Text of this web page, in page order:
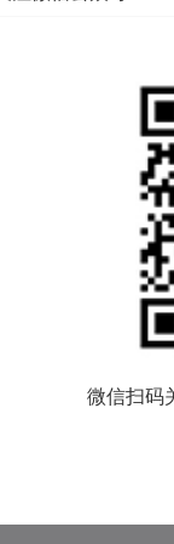
暂时还没有评论哦
微信扫码